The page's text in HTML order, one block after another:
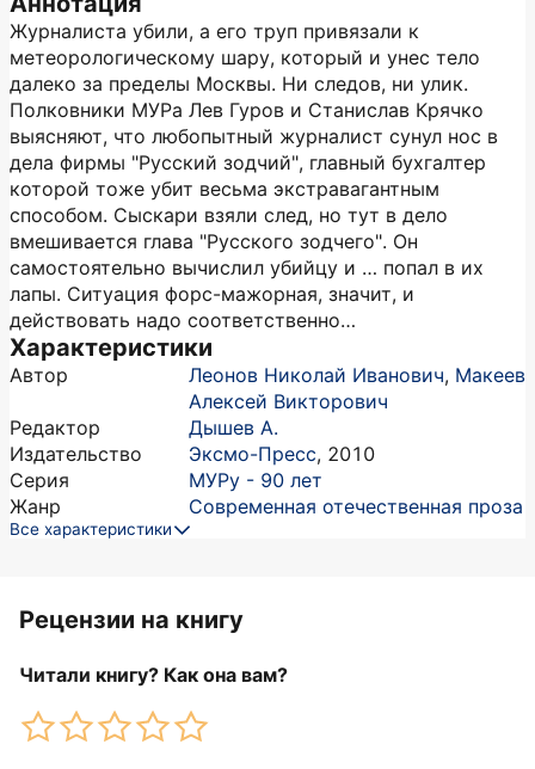
Журналиста убили, а его труп привязали к
метеорологическому шару, который и унес тело
далеко за пределы Москвы. Ни следов, ни улик.
Полковники МУРа Лев Гуров и Станислав Крячко
выясняют, что любопытный журналист сунул нос в
дела фирмы "Русский зодчий", главный бухгалтер
которой тоже убит весьма экстравагантным
способом. Сыскари взяли след, но тут в дело
вмешивается глава "Русского зодчего". Он
самостоятельно вычислил убийцу и … попал в их
лапы. Ситуация форс-мажорная, значит, и
действовать надо соответственно…
Характеристики
Автор Леонов Николай Иванович, Макеев
Алексей Викторович
Редактор
Дышев А.
Издательство
Эксмо-Пресс, 2010
Серия
МУРу - 90 лет
Жанр
Современная отечественная проза
Все характеристики
Рецензии на книгу
Читали книгу? Как она вам?